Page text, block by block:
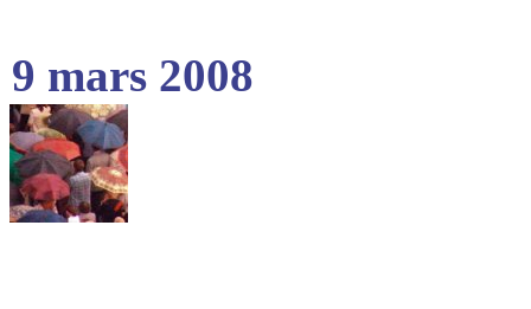
9 mars 2008